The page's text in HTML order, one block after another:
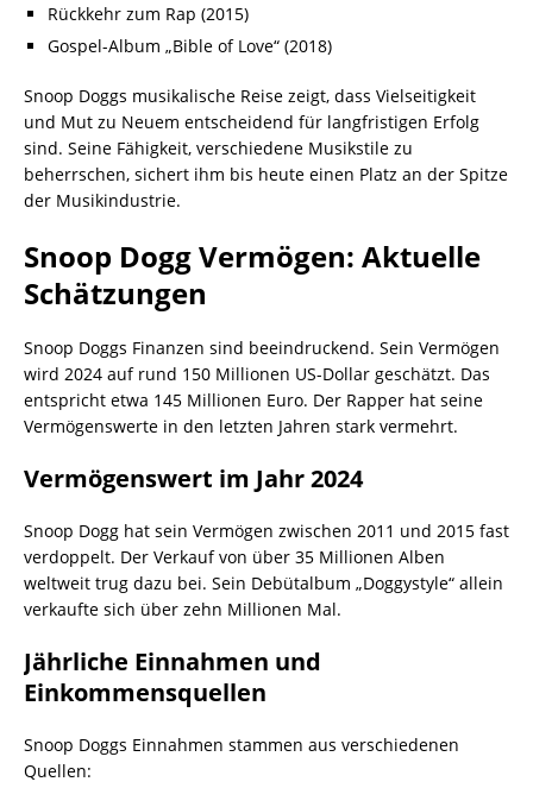
Rückkehr zum Rap (2015)
Gospel-Album „Bible of Love“ (2018)
Snoop Doggs musikalische Reise zeigt, dass Vielseitigkeit
und Mut zu Neuem entscheidend für langfristigen Erfolg
sind. Seine Fähigkeit, verschiedene Musikstile zu
beherrschen, sichert ihm bis heute einen Platz an der Spitze
der Musikindustrie.
Snoop Dogg Vermögen: Aktuelle
Schätzungen
Snoop Doggs Finanzen sind beeindruckend. Sein Vermögen
wird 2024 auf rund 150 Millionen US-Dollar geschätzt. Das
entspricht etwa 145 Millionen Euro. Der Rapper hat seine
Vermögenswerte in den letzten Jahren stark vermehrt.
Vermögenswert im Jahr 2024
Snoop Dogg hat sein Vermögen zwischen 2011 und 2015 fast
verdoppelt. Der Verkauf von über 35 Millionen Alben
weltweit trug dazu bei. Sein Debütalbum „Doggystyle“ allein
verkaufte sich über zehn Millionen Mal.
Jährliche Einnahmen und
Einkommensquellen
Snoop Doggs Einnahmen stammen aus verschiedenen
Quellen: